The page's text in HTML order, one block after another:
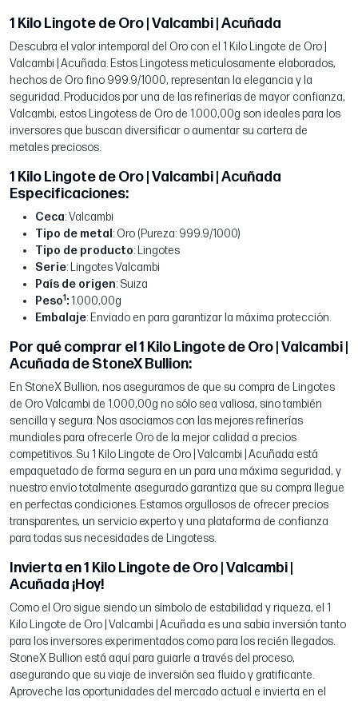
1 Kilo Lingote de Oro | Valcambi | Acuñada
Descubra el valor intemporal del Oro con el 1 Kilo Lingote de Oro |
Valcambi | Acuñada. Estos Lingotess meticulosamente elaborados,
hechos de Oro fino 999.9/1000, representan la elegancia y la
seguridad. Producidos por una de las refinerías de mayor confianza,
Valcambi, estos Lingotess de Oro de 1.000,00g son ideales para los
inversores que buscan diversificar o aumentar su cartera de
metales preciosos.
1 Kilo Lingote de Oro | Valcambi | Acuñada
Especificaciones:
Ceca: Valcambi
Tipo de metal : Oro (Pureza: 999.9/1000)
Tipo de producto: Lingotes
Serie: Lingotes Valcambi
País de origen: Suiza
Peso1: 1.000,00g
Embalaje: Enviado en para garantizar la máxima protección.
Por qué comprar el 1 Kilo Lingote de Oro | Valcambi |
Acuñada de StoneX Bullion:
En StoneX Bullion, nos aseguramos de que su compra de Lingotes
de Oro Valcambi de 1.000,00g no sólo sea valiosa, sino también
sencilla y segura. Nos asociamos con las mejores refinerías
mundiales para ofrecerle Oro de la mejor calidad a precios
competitivos. Su 1 Kilo Lingote de Oro | Valcambi | Acuñada está
empaquetado de forma segura en un para una máxima seguridad, y
nuestro envío totalmente asegurado garantiza que su compra llegue
en perfectas condiciones. Estamos orgullosos de ofrecer precios
transparentes, un servicio experto y una plataforma de confianza
para todas sus necesidades de Lingotess.
Invierta en 1 Kilo Lingote de Oro | Valcambi |
Acuñada ¡Hoy!
Como el Oro sigue siendo un símbolo de estabilidad y riqueza, el 1
Kilo Lingote de Oro | Valcambi | Acuñada es una sabia inversión tanto
para los inversores experimentados como para los recién llegados.
StoneX Bullion está aquí para guiarle a través del proceso,
asegurando que su viaje de inversión sea fluido y gratificante.
Aproveche las oportunidades del mercado actual e invierta en el